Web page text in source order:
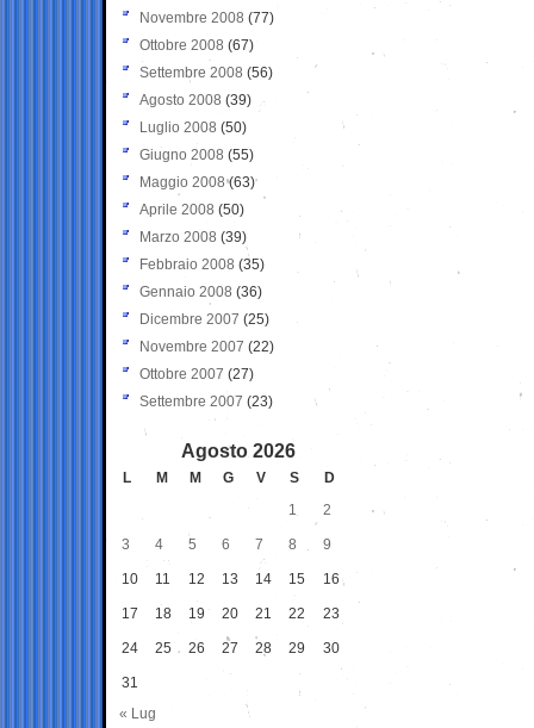
Novembre 2008 (77)
Ottobre 2008 (67)
Settembre 2008 (56)
Agosto 2008 (39)
Luglio 2008 (50)
Giugno 2008 (55)
Maggio 2008(63)
Aprile 2008 (50)
Marzo 2008 (39)
Febbraio 2008 (35)
Gennaio 2008 (36)
Dicembre 2007 (25)
Novembre 2007 (22)
Ottobre 2007 (27)
Settembre 2007 (23)
Agosto 2026
L M M G V S
D
1
2
3 4 5 6 7 8 9
10 11 12 13 14 15 16
17 18 19 20 21 22 23
24 25 26 27 28 29 30
31
« Lug